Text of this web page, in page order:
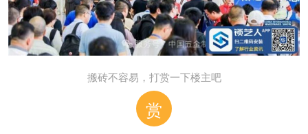
搬砖不容易，打赏一下楼主吧
赏